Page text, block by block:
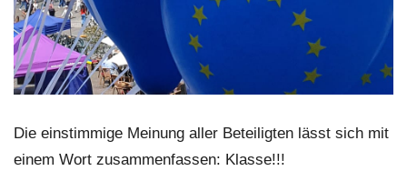
Die einstimmige Meinung aller Beteiligten lässt sich mit
einem Wort zusammenfassen: Klasse!!!